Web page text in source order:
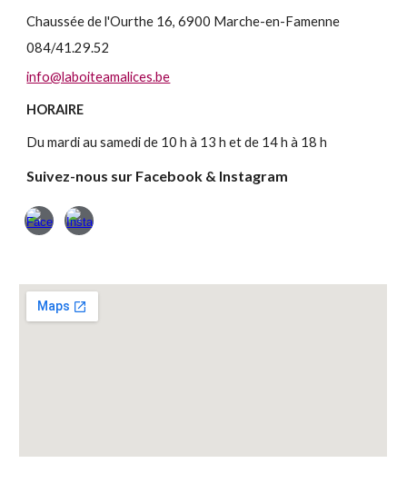
Chaussée de l'Ourthe 16, 6900 Marche-en-Famenne
084/41.29.52
info@laboiteamalices.be
HORAIRE
Du mardi au samedi de 10 h à 13 h et de 14 h à 18 h
Suivez-nous sur Facebook & Instagram